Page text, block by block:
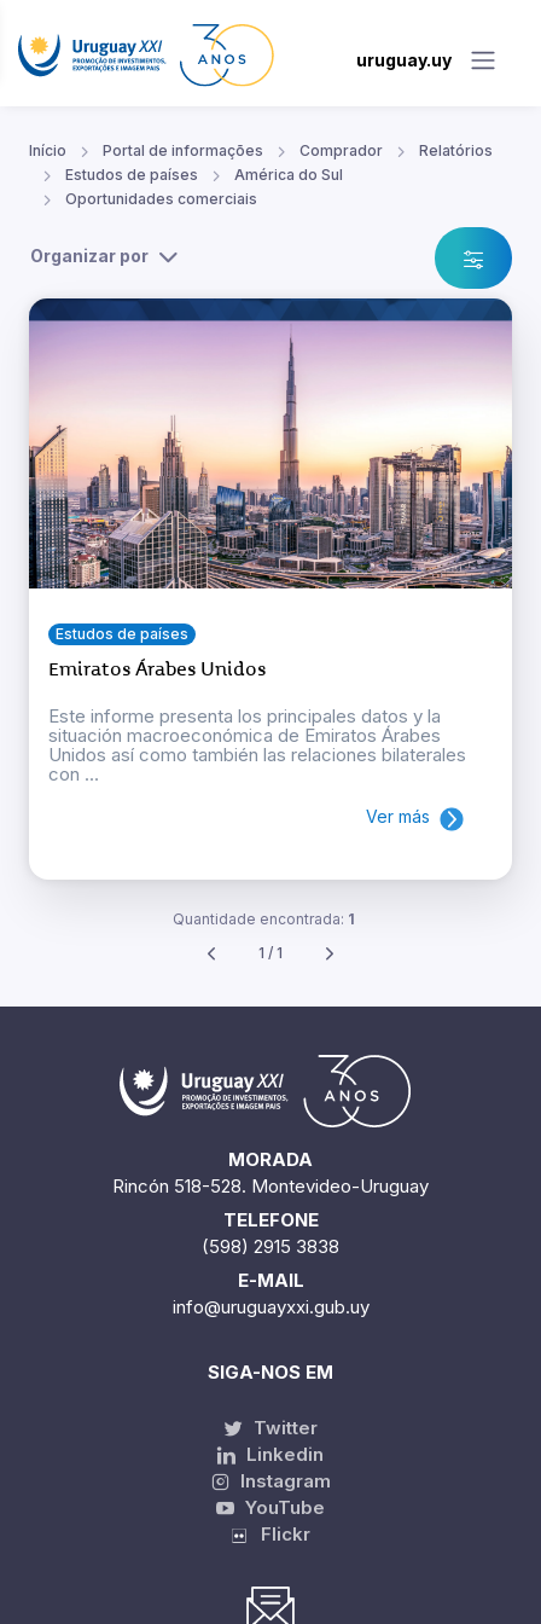
uruguay.uy
Início Portal de informações Comprador
Relatórios
Estudos de países
América do Sul
Oportunidades comerciais
Organizar por
Estudos de países
Emiratos Árabes Unidos
Este informe presenta los principales datos y la
situación macroeconómica de Emiratos Árabes
Unidos así como también las relaciones bilaterales
con ...
Ver más
Quantidade encontrada: 1
1 / 1
MORADA
Rincón 518-528. Montevideo-Uruguay
TELEFONE
(598) 2915 3838
E-MAIL
info@uruguayxxi.gub.uy
SIGA-NOS EM
Twitter
Linkedin
Instagram
YouTube
Flickr